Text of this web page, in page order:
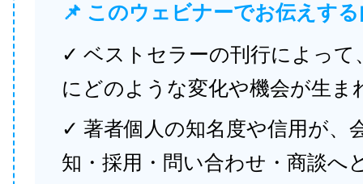
📌 このウェビナーでお伝えす
✓ ベストセラーの刊行によって
にどのような変化や機会が生ま
✓ 著者個人の知名度や信用が、
知・採用・問い合わせ・商談へ